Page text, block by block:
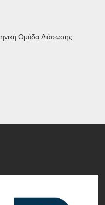
Ομάδα Διάσωσης